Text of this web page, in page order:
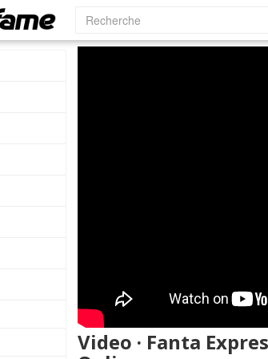
Video · Fanta